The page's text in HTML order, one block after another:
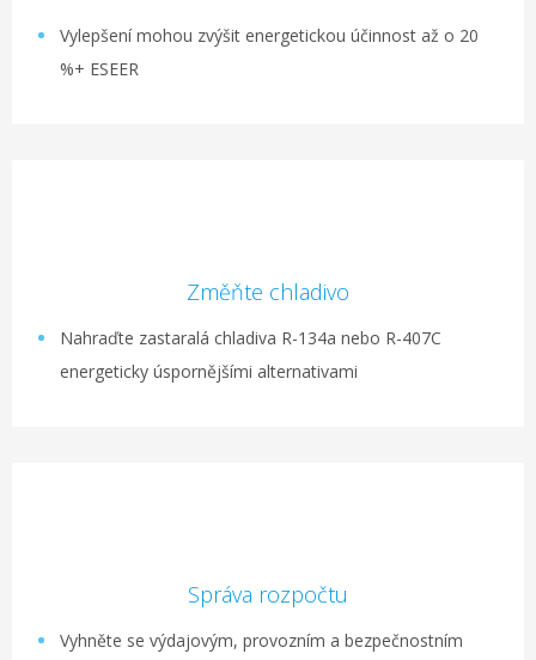
Vylepšení mohou zvýšit energetickou účinnost až o 20
%+ ESEER
Změňte chladivo
Nahraďte zastaralá chladiva R-134a nebo R-407C
energeticky úspornějšími alternativami
Správa rozpočtu
Vyhněte se výdajovým, provozním a bezpečnostním